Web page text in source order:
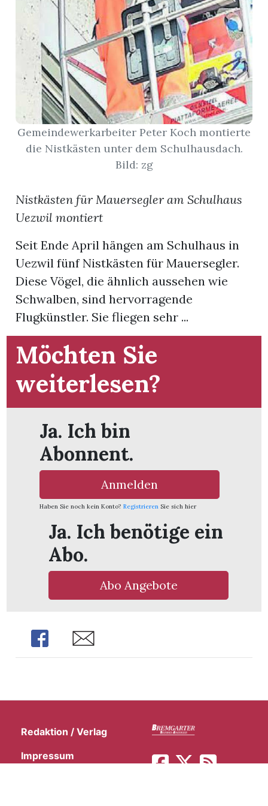
Gemeindewerkarbeiter Peter Koch montierte
die Nistkästen unter dem Schulhausdach.
Bild: zg
Nistkästen für Mauersegler am Schulhaus
Uezwil montiert
Seit Ende April hängen am Schulhaus in
Uezwil fünf Nistkästen für Mauersegler.
Diese Vögel, die ähnlich aussehen wie
Schwalben, sind hervorragende
Flugkünstler. Sie fliegen sehr ...
Möchten Sie
weiterlesen?
Ja. Ich bin
Abonnent.
Anmelden
Haben Sie noch kein Konto? Registrieren Sie sich hier
Ja. Ich benötige ein
Abo.
Abo Angebote
Share Share
Redaktion / Verlag
Impressum